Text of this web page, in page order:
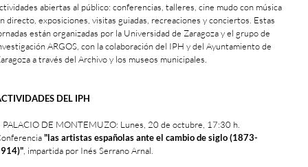
abiertas al público: conferencias, talleres, cine mudo con música
directo, exposiciones, visitas guiadas, recreaciones y conciertos. Estas
están organizadas por la Universidad de Zaragoza y el grupo de
ARGOS, con la colaboración del IPH y del Ayuntamiento de
a través del Archivo y los museos municipales.
DEL IPH
PALACIO DE MONTEMUZO: Lunes, 20 de octubre, 17:30 h.
"las artistas españolas ante el cambio de siglo (1873-
, impartida por Inés Serrano Arnal.